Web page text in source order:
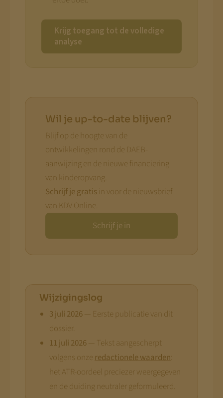
Krijg toegang tot de volledige
analyse
Wil je up-to-date blijven?
Blijf op de hoogte van de
ontwikkelingen rond de DAEB-
aanwijzing en de nieuwe financiering
van kinderopvang.
Schrijf je gratis in voor de nieuwsbrief
van KDV Online.
Schrijf je in
Wijzigingslog
3 juli 2026— Eerste publicatie van dit
dossier.
11 juli 2026— Tekst aangescherpt
volgens onze redactionele waarden:
het ATR-oordeel preciezer weergegeven
en de duiding neutraler geformuleerd.